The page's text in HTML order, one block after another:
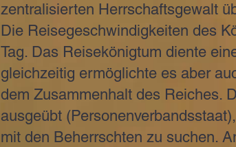
zentralisierten Herrschaftsgewalt
Die Reisegeschwindigkeiten des
Tag. Das Reisekönigtum diente
gleichzeitig ermöglichte es aber
dem Zusammenhalt des Reiches.
ausgeübt
mit den Beherrschten zu suchen.